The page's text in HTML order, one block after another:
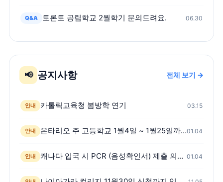
Q&A 토론토 공립학교 2월학기 문의드려요. 06.30
📢 공지사항 전체 보기 →
안내 카톨릭교육청 봄방학 연기 03.15
안내 온타리오 주 고등학교 1월4일 ~ 1월25일까지 온라인 수업01.04
안내 캐나다 입국 시 PCR (음성확인서) 제출 의무화 시행 01.04